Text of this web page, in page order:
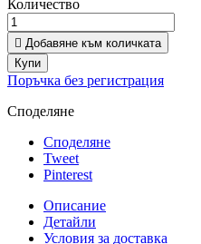
Количество
 Добавяне към количката
Купи
Поръчка без регистрация
Споделяне
Споделяне
Tweet
Pinterest
Описание
Детайли
Условия за доставка